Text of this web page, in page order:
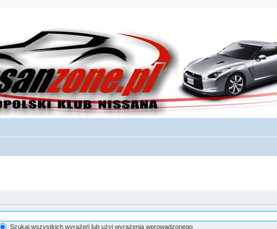
Szukaj wszystkich wyrażeń lub użyj wyrażenia wprowadzonego